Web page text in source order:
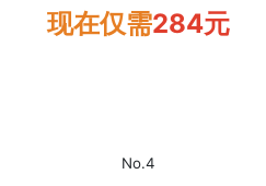
现在仅需284元
No.4